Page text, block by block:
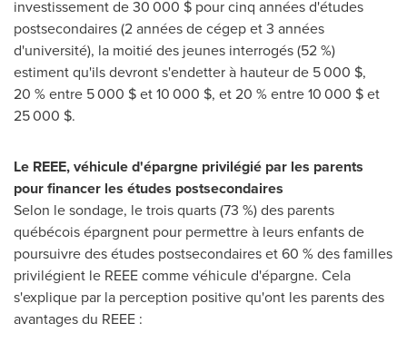
investissement de 30 000 $ pour cinq années d'études
postsecondaires (2 années de cégep et 3 années
d'université), la moitié des jeunes interrogés (52 %)
estiment qu'ils devront s'endetter à hauteur de 5 000 $,
20 % entre 5 000 $ et 10 000 $, et 20 % entre 10 000 $ et
25 000 $.
Le REEE, véhicule d'épargne privilégié par les parents
pour financer les études postsecondaires
Selon le sondage, le trois quarts (73 %) des parents
québécois épargnent pour permettre à leurs enfants de
poursuivre des études postsecondaires et 60 % des familles
privilégient le REEE comme véhicule d'épargne. Cela
s'explique par la perception positive qu'ont les parents des
avantages du REEE :